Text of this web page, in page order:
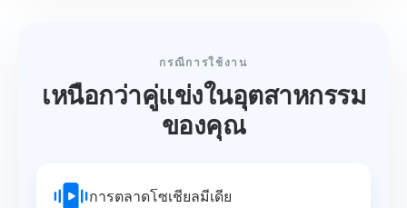
กรณีการใช้งาน
เหนือกว่าคู่แข่งในอุตสาหกรรม
ของคุณ
การตลาดโซเชียลมีเดีย